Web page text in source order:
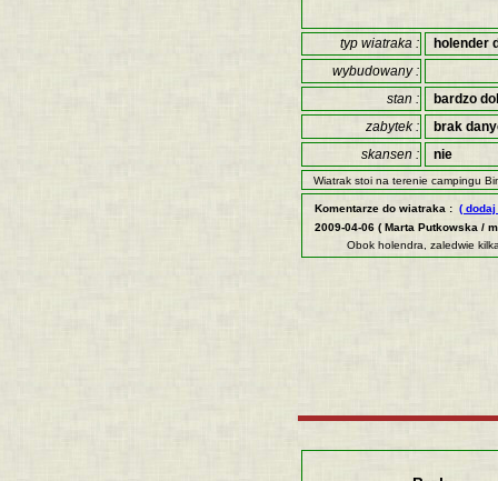
typ wiatraka :
holender
wybudowany :
stan :
bardzo
zabytek :
brak
skansen :
nie
Wiatrak stoi na terenie campingu
Komentarze do wiatraka : (
2009-04-06 ( Marta Putkowska /
Obok holendra, zaledwie